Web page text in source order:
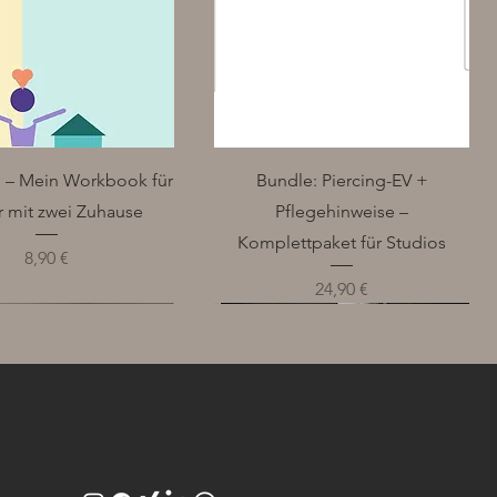
– Mein Workbook für
mit zwei Zuhause
Preis
8,90 €
Schnellansicht
Bundle: Piercing-EV +
Pflegehinweise –
Komplettpaket für Studios
Preis
24,90 €